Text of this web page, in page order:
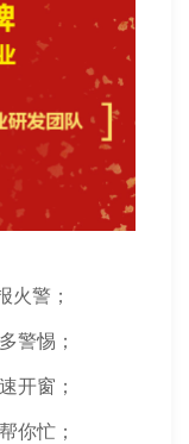
火警；
警惕；
开窗；
你忙；